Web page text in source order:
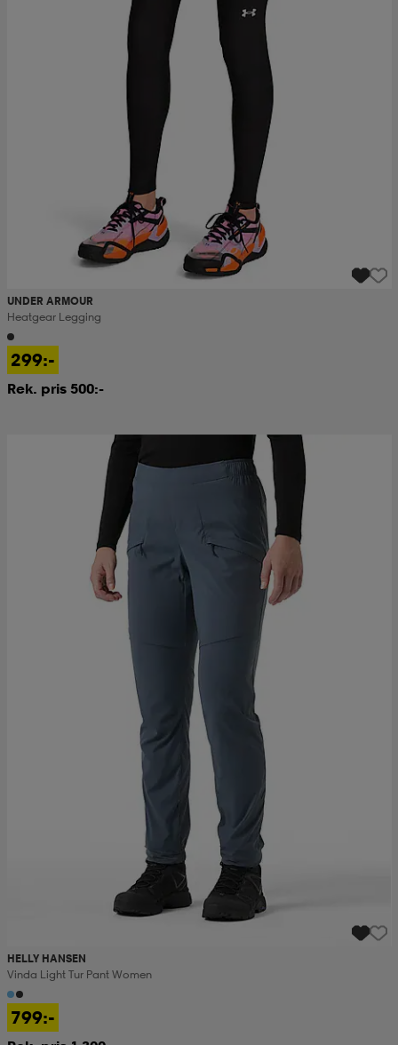
UNDER ARMOUR
Heatgear Legging
299:-
Rek. pris 500:-
HELLY HANSEN
Vinda Light Tur Pant Women
799:-